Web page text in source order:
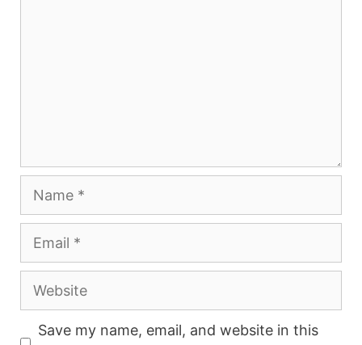
Name
Email
Website
Save my name, email, and website in this